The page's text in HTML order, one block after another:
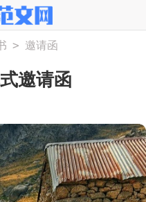
> 邀请函
邀请函